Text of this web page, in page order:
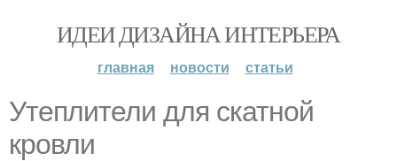
ИДЕИ ДИЗАЙНА ИНТЕРЬЕРА
главная новости статьи
Утеплители для скатной
кровли